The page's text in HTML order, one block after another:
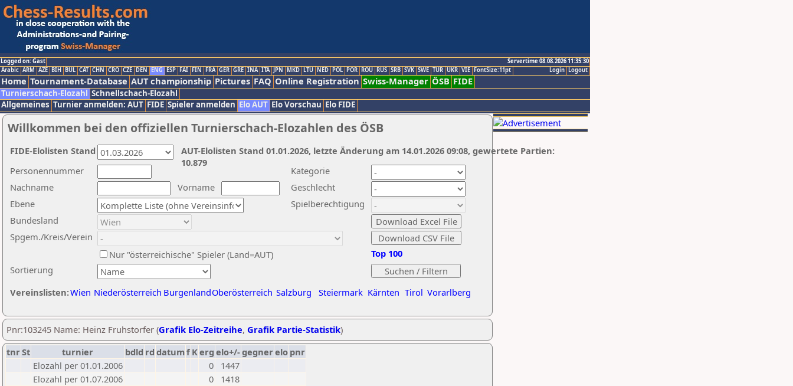
Logged on: Gast
Servertime 08.08.2026 11:35:30
Logout
Login
Arabic ARM AZE BIH BUL CAT CHN CRO CZE DEN ENG ESP FAI FIN FRA GER GRE INA ITA JPN MKD LTU NED POL POR ROU RUS SRB SVK SWE TUR UKR VIE FontSize:11pt
Home Tournament-Database AUT championship Pictures FAQ Online Registration Swiss-Manager ÖSB FIDE
Turnierschach-Elozahl Schnellschach-Elozahl
Allgemeines Turnier anmelden: AUT FIDE Spieler anmelden Elo AUT Elo Vorschau Elo FIDE
Willkommen bei den offiziellen Turnierschach-Elozahlen des ÖSB
Nachname
Vorname
Ebene
Kategorie
Sortierung
Personennummer
Bundesland
Spgem./Kreis/Verein
Geschlecht
Nur "österreichische" Spieler (Land=AUT)
Spielberechtigung
Vereinslisten:Wien Niederösterreich BurgenlandOberösterreich Salzburg Steiermark Kärnten Tirol Vorarlberg
Top 100
AUT-Elolisten Stand 01.01.2026, letzte Änderung am 14.01.2026 09:08, gewertete Partien:
10.879
FIDE-Elolisten Stand
Pnr:103245 Name: Heinz Fruhstorfer (Grafik Elo-Zeitreihe, Grafik Partie-Statistik)
tnrSt turnier bdld rd datumf Kerg elo+/-gegnerelo pnr
Elozahl per 01.01.2006
0
1447
Elozahl per 01.07.2006
0
1418